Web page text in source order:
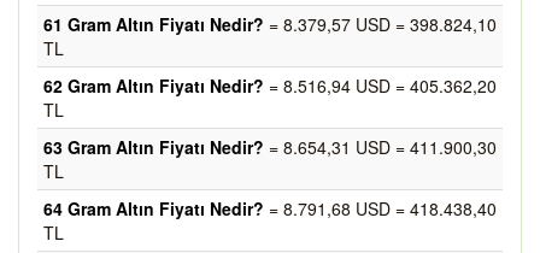
61 Gram Altın Fiyatı Nedir? = 8.379,57 USD = 398.824,10
TL
62 Gram Altın Fiyatı Nedir? = 8.516,94 USD = 405.362,20
TL
63 Gram Altın Fiyatı Nedir? = 8.654,31 USD = 411.900,30
TL
64 Gram Altın Fiyatı Nedir? = 8.791,68 USD = 418.438,40
TL